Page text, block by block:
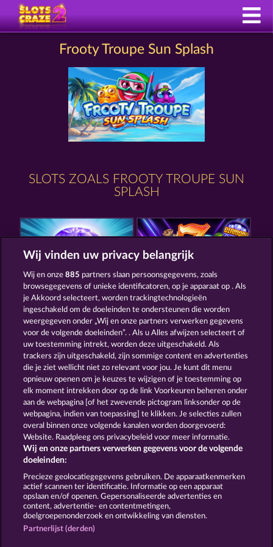
Frooty Troupe Sun Splash
SLOTS ZOALS FROOTY TROUPE SUN
SPLASH
MAAAX DIAMONDS 40 SEVENS DIAMOND TREASURES
40 SEVENS
Algemene voorwaarden Privacyverklaring
Colofon Bedrijf FAQ Facebook
Terugbetalingsverzoek indienen
Wij vinden uw privacy belangrijk
Wij en onze885 partners slaan persoonsgegevens, zoals
browsegegevens of unieke identificatoren, op je apparaat op . Als
je Akkoord selecteert, worden trackingtechnologieën
ingeschakeld om de doeleinden te ondersteunen die worden
weergegeven onder „Wij en onze partners verwerken gegevens
voor de volgende doeleinden”. . Als u Alles afwijzen selecteert of
uw toestemming intrekt, worden deze uitgeschakeld. Als
trackers zijn uitgeschakeld, zijn sommige content en advertenties
die je ziet wellicht niet zo relevant voor jou. Je kunt dit menu
opnieuw openen om je keuzes te wijzigen of je toestemming op
elk moment intrekken door op de link Voorkeuren beheren onder
aan de webpagina [of het zwevende pictogram linksonder op de
webpagina, indien van toepassing] te klikken. Je selecties zullen
overal binnen onze volgende kanalen worden doorgevoerd:
Website. Raadpleeg ons privacybeleid voor meer informatie.
Wij en onze partners verwerken gegevens voor de volgende
doeleinden:
Precieze geolocatiegegevens gebruiken. De apparaatkenmerken
actief scannen ter identificatie. Informatie op een apparaat
opslaan en/of openen. Gepersonaliseerde advertenties en
content, advertentie- en contentmetingen,
doelgroepenonderzoek en ontwikkeling van diensten.
Partnerlijst (derden)